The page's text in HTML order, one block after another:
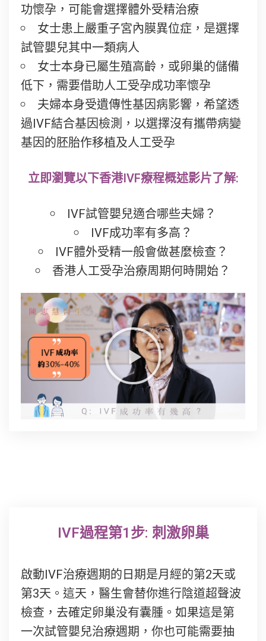
功懷孕，可能會選擇體外受精治療
女士患上嚴重子宮內膜異位症，是選擇
試管嬰兒其中一類病人
女士本身已屬生殖高齡，或卵巢的儲備
低下，需要借助人工受孕成功率懷孕
夫婦本身受遺傳性基因病影響，希望透
過IVF結合基因檢測，以選擇沒有攜帶病變
基因的胚胎作移植及人工受孕
立即瀏覽以下香港IVF療程概述影片了解:
IVF試管嬰兒適合哪些夫婦？
IVF成功率有多高？
IVF體外受精一般會做甚麼檢查？
香港人工受孕治療周期何時開始？
IVF過程第1步: 刺激卵巢
啟動IVF治療週期的日期是月經的第2天或
第3天。這天，醫生會替你進行陰道超聲波
檢查，去確定卵巢没有囊腫。如果這是第
一次試管嬰兒治療週期，你也可能需要抽